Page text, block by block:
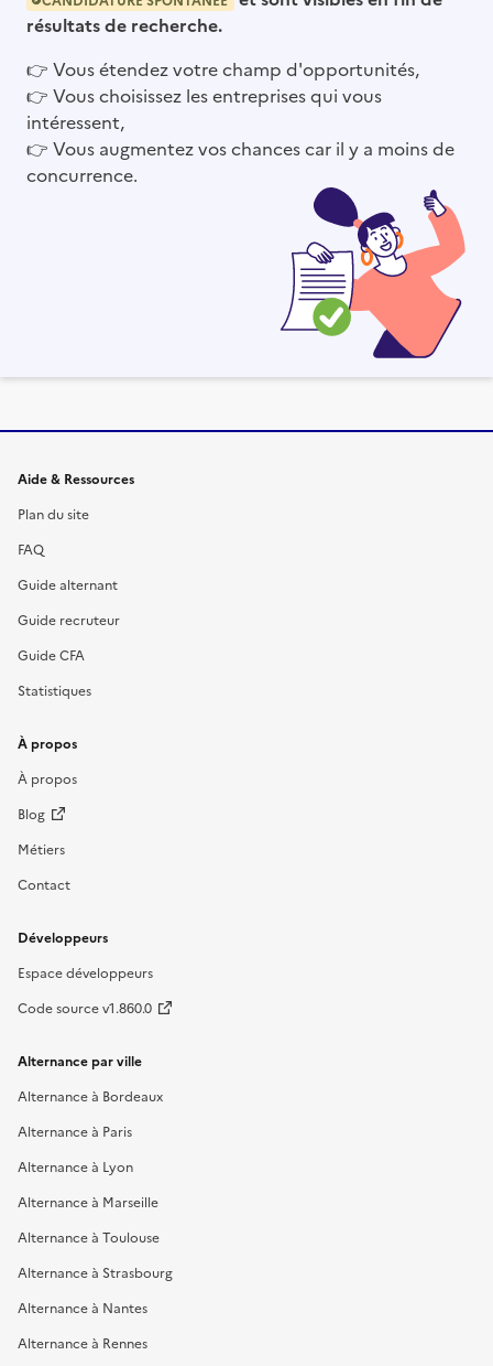
résultats de recherche.
👉 Vous étendez votre champ d'opportunités,
👉 Vous choisissez les entreprises qui vous
intéressent,
👉 Vous augmentez vos chances car il y a moins de
concurrence.
Informations et liens du site
Aide & Ressources
Plan du site
FAQ
Guide alternant
Guide recruteur
Guide CFA
Statistiques
À propos
À propos
Blog
Métiers
Contact
Développeurs
Espace développeurs
Code source v1.860.0
Alternance par ville
Alternance à Bordeaux
Alternance à Paris
Alternance à Lyon
Alternance à Marseille
Alternance à Toulouse
Alternance à Strasbourg
Alternance à Nantes
Alternance à Rennes